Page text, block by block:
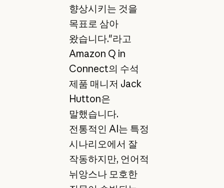
향상시키는 것을
목표로 삼아
왔습니다."라고
Amazon Q in
Connect의 수석
제품 매니저 Jack
Hutton은
말했습니다.
전통적인 AI는 특정
시나리오에서 잘
작동하지만, 언어적
뉘앙스나 모호한